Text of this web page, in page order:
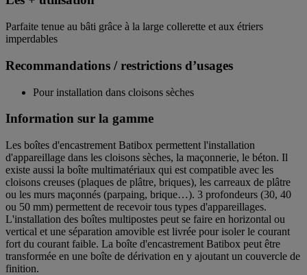
Parfaite tenue au bâti grâce à la large collerette et aux étriers
imperdables
Recommandations / restrictions d’usages
Pour installation dans cloisons sèches
Information sur la gamme
Les boîtes d'encastrement Batibox permettent l'installation
d'appareillage dans les cloisons sèches, la maçonnerie, le béton. Il
existe aussi la boîte multimatériaux qui est compatible avec les
cloisons creuses (plaques de plâtre, briques), les carreaux de plâtre
ou les murs maçonnés (parpaing, brique…). 3 profondeurs (30, 40
ou 50 mm) permettent de recevoir tous types d'appareillages.
L'installation des boîtes multipostes peut se faire en horizontal ou
vertical et une séparation amovible est livrée pour isoler le courant
fort du courant faible. La boîte d'encastrement Batibox peut être
transformée en une boîte de dérivation en y ajoutant un couvercle de
finition.